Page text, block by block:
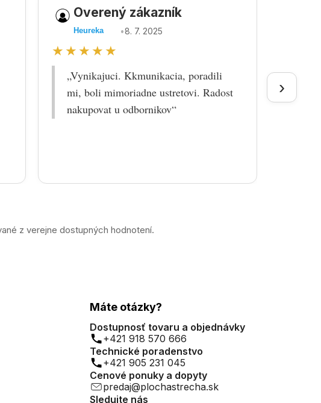
Overený zákazník
Heureka •8. 7. 2025
★★★★★
„Vynikajuci. Kkmunikacia, poradili
mi, boli mimoriadne ustretovi. Radost
nakupovat u odbornikov“
›
z verejne dostupných hodnotení.
Máte otázky?
Dostupnosť tovaru a objednávky
+421 918 570 666
Technické poradenstvo
+421 905 231 045
Cenové ponuky a dopyty
predaj@plochastrecha.sk
Sledujte nás